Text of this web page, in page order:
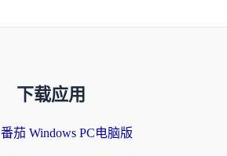
下载应用
番茄 Windows PC电脑版